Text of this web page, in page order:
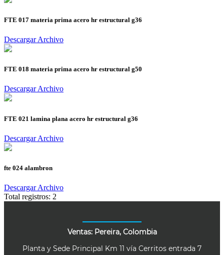
FTE 017 materia prima acero hr estructural g36
Descargar Archivo
FTE 018 materia prima acero hr estructural g50
Descargar Archivo
FTE 021 lamina plana acero hr estructural g36
Descargar Archivo
fte 024 alambron
Descargar Archivo
Total registros: 2
Ventas: Pereira, Colombia
Planta y Sede Principal Km 11 vía Cerritos entrada 7